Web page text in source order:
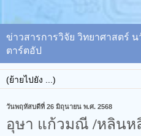
ข่าวสารการวิจัย วิทยาศาสตร์
ตาร์ตอัป
วันพฤหัสบดีที่ 26 มิถุนายน พ.ศ. 2568
อุษา แก้วมณี /หลินห